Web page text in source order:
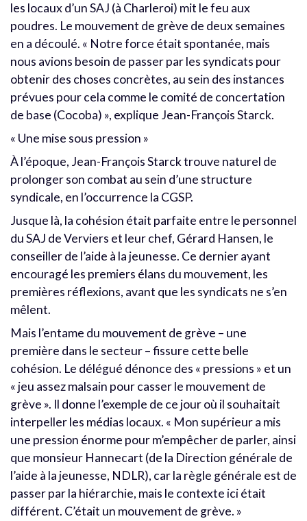
les locaux d’un SAJ (à Charleroi) mit le feu aux
poudres. Le mouvement de grève de deux semaines
en a découlé. « Notre force était spontanée, mais
nous avions besoin de passer par les syndicats pour
obtenir des choses concrètes, au sein des instances
prévues pour cela comme le comité de concertation
de base (Cocoba) », explique Jean-François Starck.
« Une mise sous pression »
À l’époque, Jean-François Starck trouve naturel de
prolonger son combat au sein d’une structure
syndicale, en l’occurrence la CGSP.
Jusque là, la cohésion était parfaite entre le personnel
du SAJ de Verviers et leur chef, Gérard Hansen, le
conseiller de l’aide à la jeunesse. Ce dernier ayant
encouragé les premiers élans du mouvement, les
premières réflexions, avant que les syndicats ne s’en
mêlent.
Mais l’entame du mouvement de grève – une
première dans le secteur – fissure cette belle
cohésion. Le délégué dénonce des « pressions » et un
« jeu assez malsain pour casser le mouvement de
grève ». Il donne l’exemple de ce jour où il souhaitait
interpeller les médias locaux. « Mon supérieur a mis
une pression énorme pour m’empêcher de parler, ainsi
que monsieur Hannecart (de la Direction générale de
l’aide à la jeunesse, NDLR), car la règle générale est de
passer par la hiérarchie, mais le contexte ici était
différent. C’était un mouvement de grève. »